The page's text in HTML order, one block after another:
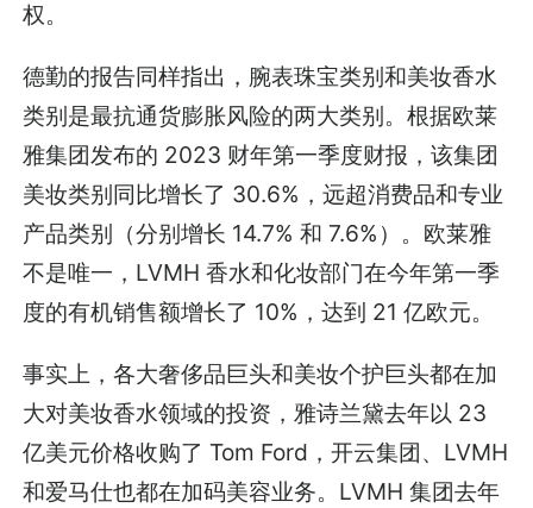
权。
德勤的报告同样指出，腕表珠宝类别和美妆香水
类别是最抗通货膨胀风险的两大类别。根据欧莱
雅集团发布的 2023 财年第一季度财报，该集团
美妆类别同比增长了 30.6%，远超消费品和专业
产品类别（分别增长 14.7% 和 7.6%）。欧莱雅
不是唯一，LVMH 香水和化妆部门在今年第一季
度的有机销售额增长了 10%，达到 21 亿欧元。
事实上，各大奢侈品巨头和美妆个护巨头都在加
大对美妆香水领域的投资，雅诗兰黛去年以 23
亿美元价格收购了 Tom Ford，开云集团、LVMH
和爱马仕也都在加码美容业务。LVMH 集团去年